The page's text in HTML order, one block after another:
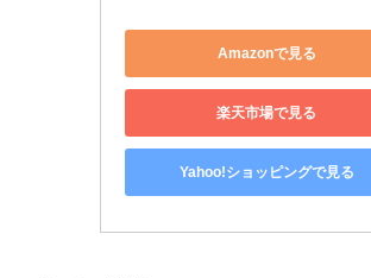
Amazonで見る
楽天市場で見る
Yahoo!ショッピングで見る